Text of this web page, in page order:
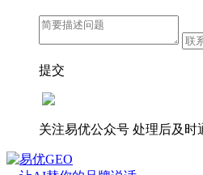
提交
关注易优公众号 处理后及时
易优GEO